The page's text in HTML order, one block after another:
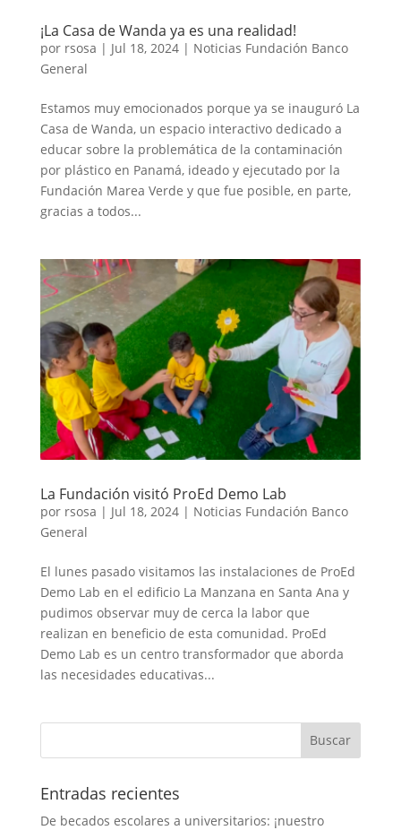
¡La Casa de Wanda ya es una realidad!
por rsosa | Jul 18, 2024| Noticias Fundación Banco
General
Estamos muy emocionados porque ya se inauguró La
Casa de Wanda, un espacio interactivo dedicado a
educar sobre la problemática de la contaminación
por plástico en Panamá, ideado y ejecutado por la
Fundación Marea Verde y que fue posible, en parte,
gracias a todos...
La Fundación visitó ProEd Demo Lab
por rsosa | Jul 18, 2024| Noticias Fundación Banco
General
El lunes pasado visitamos las instalaciones de ProEd
Demo Lab en el edificio La Manzana en Santa Ana y
pudimos observar muy de cerca la labor que
realizan en beneficio de esta comunidad. ProEd
Demo Lab es un centro transformador que aborda
las necesidades educativas...
Entradas recientes
De becados escolares a universitarios: ¡nuestro